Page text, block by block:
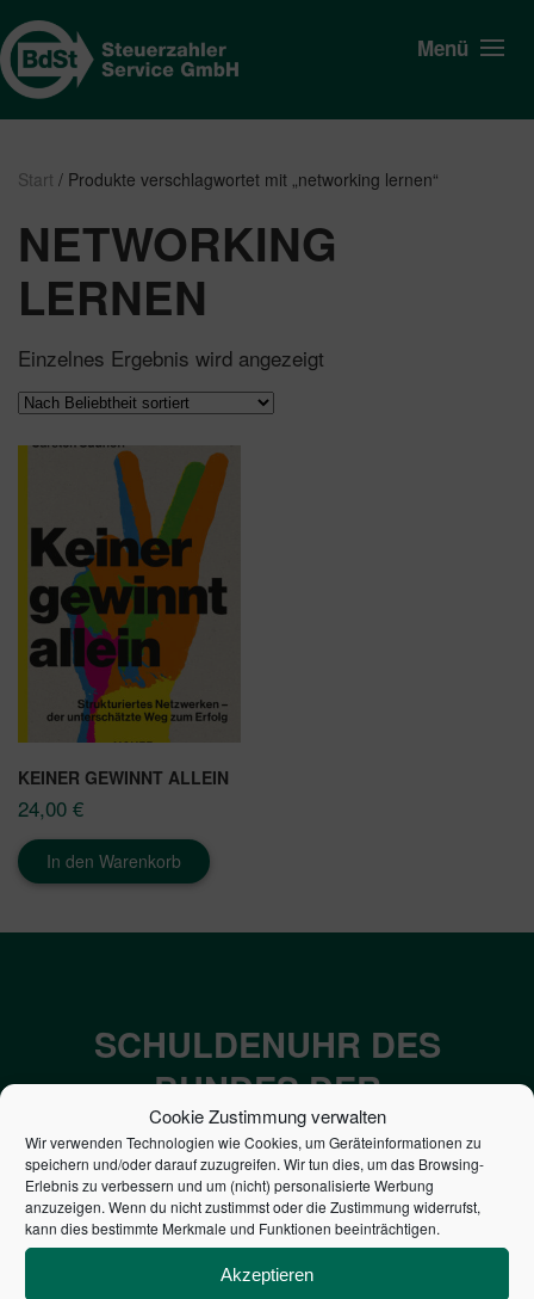
Cookie Zustimmung verwalten
Wir verwenden Technologien wie Cookies, um Geräteinformationen zu
speichern und/oder darauf zuzugreifen. Wir tun dies, um das Browsing-
Erlebnis zu verbessern und um (nicht) personalisierte Werbung
anzuzeigen. Wenn du nicht zustimmst oder die Zustimmung widerrufst,
kann dies bestimmte Merkmale und Funktionen beeinträchtigen.
Akzeptieren
Menü
Start / Produkte verschlagwortet mit „networking lernen“
NETWORKING
LERNEN
Einzelnes Ergebnis wird angezeigt
KEINER GEWINNT ALLEIN
24,00 €
In den Warenkorb
SCHULDENUHR DES
BUNDES DER
STEUERZAHLER
7,052€
NEUVERSCHULDUNG
PRO SEKUNDE